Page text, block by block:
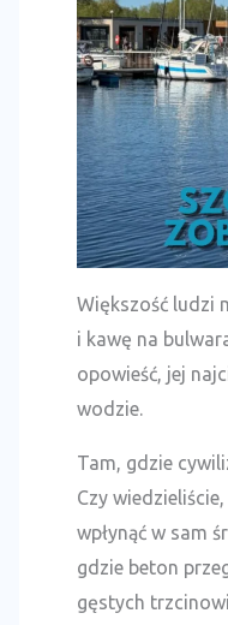
Większość ludzi
i kawę na
opowieść, jej
wodzie.
Tam, gdzie
Czy
wpłynąć w sam
gdzie beton
gęstych